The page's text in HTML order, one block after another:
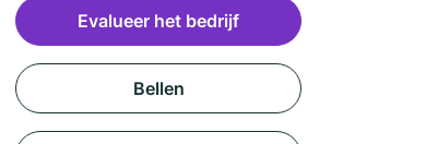
Evalueer het bedrijf
Bellen